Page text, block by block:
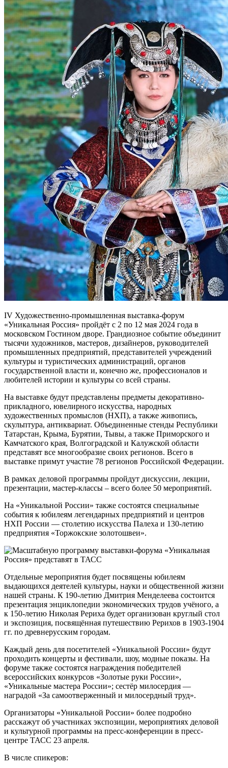
IV Художественно-промышленная выставка-форум
«Уникальная Россия» пройдёт с 2 по 12 мая 2024 года в
московском Гостином дворе. Грандиозное событие объединит
тысячи художников, мастеров, дизайнеров, руководителей
промышленных предприятий, представителей учреждений
культуры и туристических администраций, органов
государственной власти и, конечно же, профессионалов и
любителей истории и культуры со всей страны.
На выставке будут представлены предметы декоративно-
прикладного, ювелирного искусства, народных
художественных промыслов (НХП), а также живопись,
скульптура, антиквариат. Объединенные стенды Республики
Татарстан, Крыма, Бурятии, Тывы, а также Приморского и
Камчатского края, Волгоградской и Калужской области
представят все многообразие своих регионов. Всего в
выставке примут участие 78 регионов Российской Федерации.
В рамках деловой программы пройдут дискуссии, лекции,
презентации, мастер-классы – всего более 50 мероприятий.
На «Уникальной России» также состоятся специальные
события к юбилеям легендарных предприятий и центров
НХП России — столетию искусства Палеха и 130-летию
предприятия «Торжокские золотошвеи».
Отдельные мероприятия будет посвящены юбилеям
выдающихся деятелей культуры, науки и общественной жизни
нашей страны. К 190-летию Дмитрия Менделеева состоится
презентация энциклопедии экономических трудов учёного, а
к 150-летию Николая Рериха будет организован круглый стол
и экспозиция, посвящённая путешествию Рерихов в 1903-1904
гг. по древнерусским городам.
Каждый день для посетителей «Уникальной России» будут
проходить концерты и фестивали, шоу, модные показы. На
форуме также состоятся награждения победителей
всероссийских конкурсов «Золотые руки России»,
«Уникальные мастера России»; сестёр милосердия —
наградой «За самоотверженный и милосердный труд».
Организаторы «Уникальной России» более подробно
расскажут об участниках экспозиции, мероприятиях деловой
и культурной программы на пресс-конференции в пресс-
центре ТАСС 23 апреля.
В числе спикеров: